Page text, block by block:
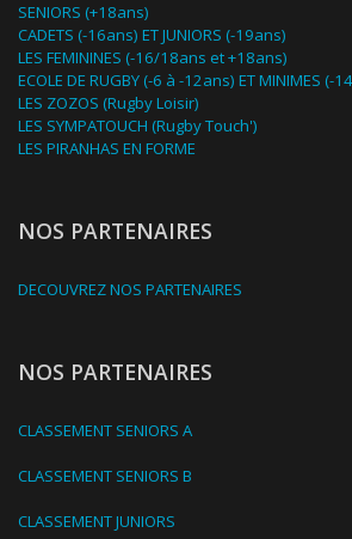
SENIORS (+18ans)
CADETS (-16ans) ET JUNIORS (-19ans)
LES FEMININES (-16/18ans et +18ans)
ECOLE DE RUGBY (-6 à -12ans) ET MINIMES (-
LES ZOZOS (Rugby Loisir)
LES SYMPATOUCH (Rugby Touch')
LES PIRANHAS EN FORME
NOS PARTENAIRES
DECOUVREZ NOS PARTENAIRES
NOS PARTENAIRES
CLASSEMENT SENIORS A
CLASSEMENT SENIORS B
CLASSEMENT JUNIORS